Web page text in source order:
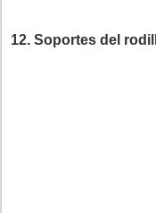
12. Soportes del